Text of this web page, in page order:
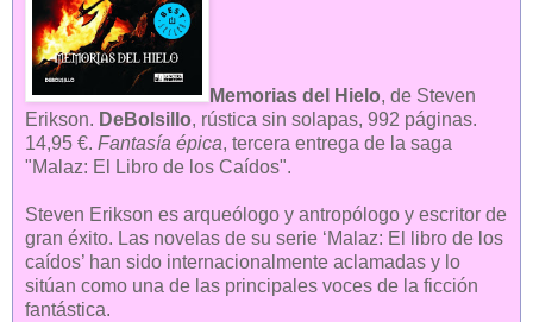
Memorias del Hielo, de Steven
Erikson. DeBolsillo, rústica sin solapas, 992 páginas.
14,95 €. Fantasía épica, tercera entrega de la saga
"Malaz: El Libro de los Caídos".
Steven Erikson es arqueólogo y antropólogo y escritor de
gran éxito. Las novelas de su serie ‘Malaz: El libro de los
caídos’ han sido internacionalmente aclamadas y lo
sitúan como una de las principales voces de la ficción
fantástica.